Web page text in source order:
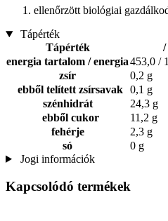
ellenőrzött biológiai
Tápérték
Tápérték
/
energia tartalom / energia453,0 /
zsír
0,2 g
ebből telített zsírsavak 0,1 g
szénhidrát
24,3 g
ebből cukor
11,2 g
fehérje
2,3 g
só
0 g
Jogi információk
Kapcsolódó termékek